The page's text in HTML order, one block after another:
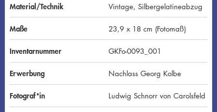
Material/Technik Vintage, Silbergelatineabzug
Maße 23,9 x 18 cm (Fotomaß)
Inventarnummer GKFo-0093_001
Erwerbung Nachlass Georg Kolbe
Fotograf*in Ludwig Schnorr von Carolsfeld